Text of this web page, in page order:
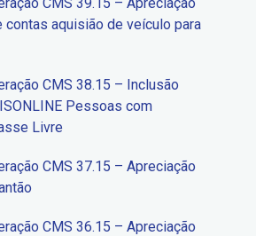
contas aquisião de veículo para
CMS 38.15 – Inclusão
Pessoas com
Livre
CMS 37.15 – Apreciação
CMS 36.15 – Apreciação